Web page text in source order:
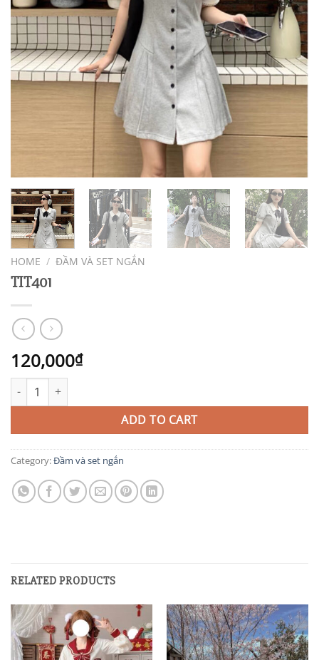
HOME / ĐẦM VÀ SET NGẮN
TIT401
120,000₫
TIT401 quantity
ADD TO CART
Category:Đầm và set ngắn
RELATED PRODUCTS